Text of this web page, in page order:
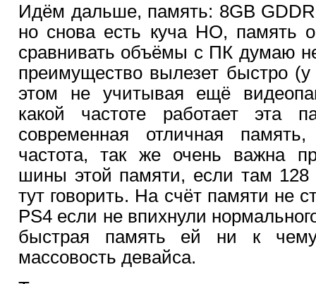
Идём дальше, память: 8GB
но снова есть куча НО, память
сравнивать объёмы с ПК думаю
преимущество вылезет быстро (у
этом не учитывая ещё
какой частоте работает эта
современная отличная
частота, так же очень важна
шины этой памяти, если там 128
тут говорить. На счёт памяти не
PS4 если не впихнули
быстрая память ей ни к
массовость девайса.